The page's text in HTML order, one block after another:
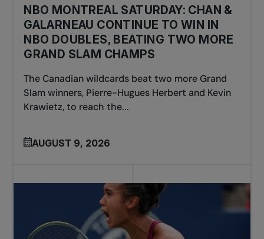
NBO MONTREAL SATURDAY: CHAN &
GALARNEAU CONTINUE TO WIN IN
NBO DOUBLES, BEATING TWO MORE
GRAND SLAM CHAMPS
The Canadian wildcards beat two more Grand
Slam winners, Pierre-Hugues Herbert and Kevin
Krawietz, to reach the...
AUGUST 9, 2026